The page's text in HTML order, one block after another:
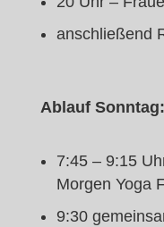
anschließend
Ablauf Sonntag:
7:45 – 9:15
Morgen Yoga
9:30